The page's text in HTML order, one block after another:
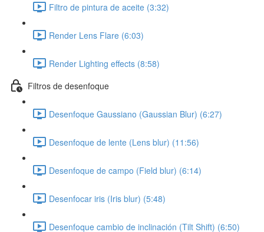
Filtro de pintura de aceite (3:32)
Render Lens Flare (6:03)
Render Lighting effects (8:58)
Filtros de desenfoque
Desenfoque Gaussiano (Gaussian Blur) (6:27)
Desenfoque de lente (Lens blur) (11:56)
Desenfoque de campo (Field blur) (6:14)
Desenfocar iris (Iris blur) (5:48)
Desenfoque cambio de inclinación (Tilt Shift) (6:50)